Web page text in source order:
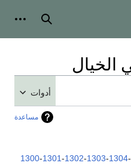
بحث
أدوات
مساعدة
1300-1301-1302-1303-1304-